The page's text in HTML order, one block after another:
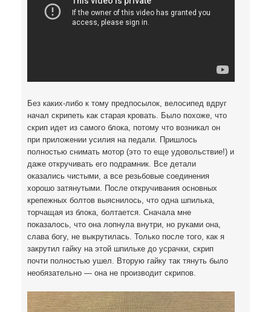
Без каких-либо к тому предпосылок, велосипед вдруг
начал скрипеть как старая кровать. Было похоже, что
скрип идет из самого блока, потому что возникал он
при приложении усилия на педали. Пришлось
полностью снимать мотор (это то еще удовольствие!) и
даже откручивать его подрамник. Все детали
оказались чистыми, а все резьбовые соединения
хорошо затянутыми. После откручивания основных
крепежных болтов выяснилось, что одна шпилька,
торчащая из блока, болтается. Сначала мне
показалось, что она лопнула внутри, но руками она,
слава богу, не выкрутилась. Только после того, как я
закрутил гайку на этой шпильке до усрачки, скрип
почти полностью ушел. Вторую гайку так тянуть было
необязательно — она не производит скрипов.